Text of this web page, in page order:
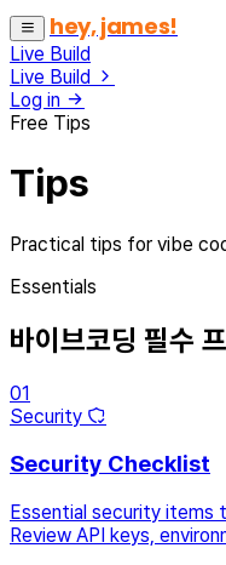
hey, james!
Live Build
Live Build
Log in
Free Tips
Tips
Practical tips for vibe
Essentials
바이브코딩 필수
01
Security
Security Checklist
Essential security items
Review API keys,